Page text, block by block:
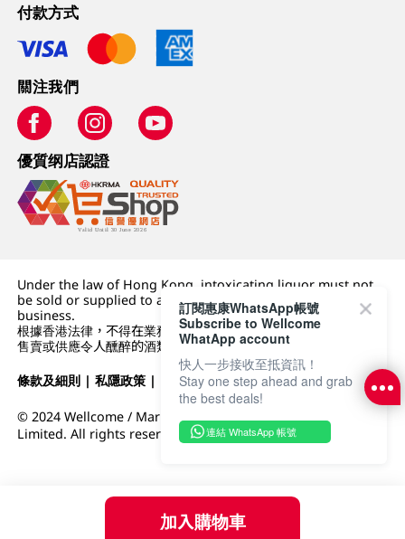
加入購物車
付款方式
關注我們
優質纲店認證
Under the law of Hong Kong, intoxicating liquor must not
be sold or supplied to a minor (under 18) in the course of
business.
根據香港法律，不得在業務過程中，向未成年人 (18 歲以下人士)
售賣或供應令人醺醉的酒類。
條款及細則 |私隱政策 | DFI零售集團
© 2024 Wellcome / Market Place. The Dairy Farm Company
Limited. All rights reserved.
訂閱惠康WhatsApp帳號
Subscribe to Wellcome
WhatApp account
快人一步接收至抵資訊！
Stay one step ahead and grab
the best deals!
連結 WhatsApp 帳號